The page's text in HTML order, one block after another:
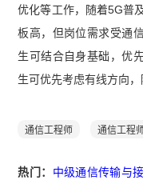
优化等工作，随着5G普
板高，但岗位需求受通
生可结合自身基础，优
生可优先考虑有线方向，
通信工程师 通信工程
热门： 中级通信传输与